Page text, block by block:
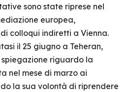
sono state riprese nel
europea,
colloqui indiretti a Vienna.
il 25 giugno a Teheran,
riguardo la
nel mese di marzo ai
la sua volontà di riprendere